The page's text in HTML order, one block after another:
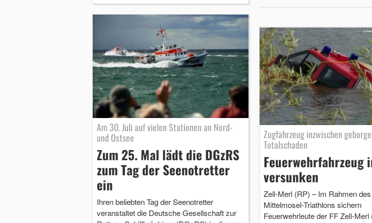
Am 30. Juli auf vielen Stationen an Nord-
und Ostsee
Zum 25. Mal lädt die DGzRS
zum Tag der Seenotretter
ein
Ihren beliebten Tag der Seenotretter
veranstaltet die Deutsche Gesellschaft zur
Zugfahrzeug inzwischen
Totalschaden
Feuerwehrfahrzeug
versunken
Zell-Merl (RP) – Im Rahmen des
Mittelmosel-Triathlons sichern
Feuerwehrleute der FF Zell-Merl